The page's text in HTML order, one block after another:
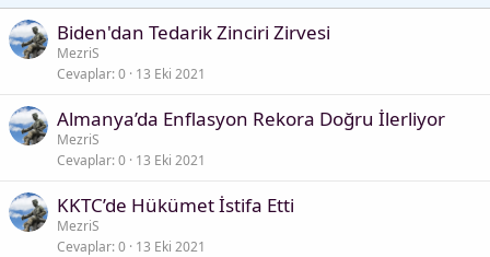
Biden'dan Tedarik Zinciri Zirvesi
MezriS
Cevaplar 0 13 Eki 2021
Almanya’da Enflasyon Rekora Doğru İlerliyor
MezriS
Cevaplar 0 13 Eki 2021
KKTC’de Hükümet İstifa Etti
MezriS
Cevaplar 0 13 Eki 2021